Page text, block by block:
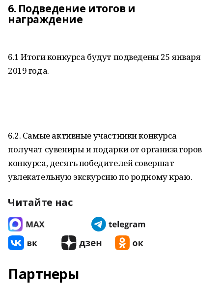
6. Подведение итогов и
награждение
6.1 Итоги конкурса будут подведены 25 января
2019 года.
6.2. Самые активные участники конкурса
получат сувениры и подарки от организаторов
конкурса, десять победителей совершат
увлекательную экскурсию по родному краю.
Читайте нас
Партнеры